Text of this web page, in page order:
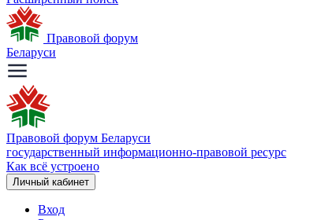
Правовой форум
Беларуси
Правовой форум Беларуси
государственный информационно-правовой ресурс
Как всё устроено
Личный кабинет
Вход